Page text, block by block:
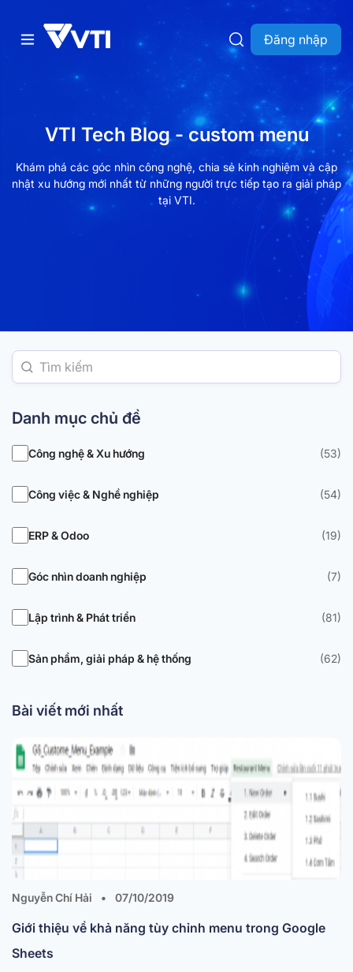
Đăng nhập
VTI Tech Blog - custom menu
Khám phá các góc nhìn công nghệ, chia sẻ kinh nghiệm và cập
nhật xu hướng mới nhất từ những người trực tiếp tạo ra giải pháp
tại VTI.
Bài viết mới nhất
Nguyễn Chí Hải • 07/10/2019
Giới thiệu về khả năng tùy chỉnh menu trong Google
Sheets
Danh mục chủ đề
Công nghệ & Xu hướng (53)
Công việc & Nghề nghiệp (54)
ERP & Odoo (19)
Góc nhìn doanh nghiệp (7)
Lập trình & Phát triển (81)
Sản phẩm, giải pháp & hệ thống (62)